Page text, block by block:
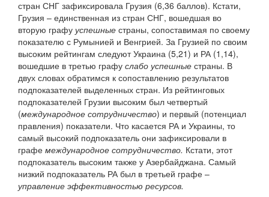
стран СНГ зафиксировала Грузия (6,36 баллов). Кстати,
Грузия – единственная из стран СНГ, вошедшая во
вторую графу успешные страны, сопоставимая по своему
показателю с Румынией и Венгрией. За Грузией по своим
высоким рейтингам следуют Украина (5,21) и РА (1,14),
вошедшие в третью графу слабо успешные страны. В
двух словах обратимся к сопоставлению результатов
подпоказателей выделенных стран. Из рейтинговых
подпоказателей Грузии высоким был четвертый
(международное сотрудничество) и первый (потенциал
правления) показатели. Что касается РА и Украины, то
самый высокий подпоказатель они зафиксировали в
графе международное сотрудничество. Кстати, этот
подпоказатель высоким также у Азербайджана. Самый
низкий подпоказатель РА был в третьей графе –
управление эффективностью ресурсов.